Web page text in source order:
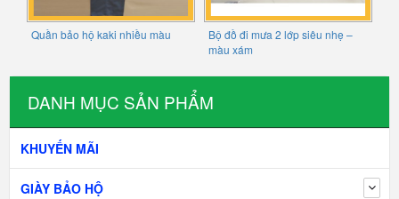
DANH MỤC SẢN PHẨM
KHUYẾN MÃI
GIÀY BẢO HỘ
Quần bảo hộ kaki nhiều màu
Bộ đồ đi mưa 2 lớp siêu nhẹ –
màu xám